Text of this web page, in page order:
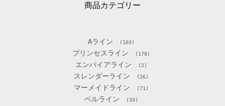
商品カテゴリー
Aライン (103)
プリンセスライン (178)
エンパイアライン (2)
スレンダーライン (26)
マーメイドライン (71)
ベルライン (33)